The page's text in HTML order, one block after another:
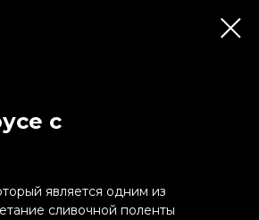
с
является одним из
сливочной поленты